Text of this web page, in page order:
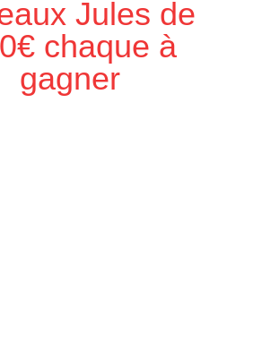
Jules de
chaque à
gagner